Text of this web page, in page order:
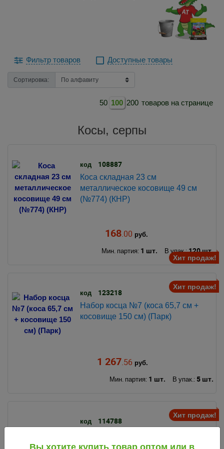
Фильтр товаров Доступные товары
Сортировка:
50 100 200 товаров на странице
Косы, серпы
Хит продаж!
код 108887
Коса складная 23 см
металлическое косовище 49 см
(№774) (КНР)
168.00 руб.
Мин. партия: 1 шт. В упак.:120 шт.
Хит продаж!
код 123218
Набор косца №7 (коса 65,7 см +
косовище 150 см) (Парк)
1 267.56 руб.
Мин. партия: 1 шт. В упак.: 5 шт.
Хит продаж!
код 114788
Вы хотите купить товар оптом или в